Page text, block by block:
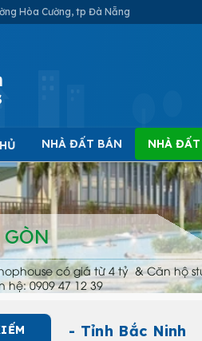
Hòa Cường, tp Đà Nẵng
NHÀ ĐẤT BÁN NHÀ ĐẤT
có giá từ 4 tỷ & Căn hộ
hệ: 0909 47 12 39
- Tỉnh Bắc Ninh